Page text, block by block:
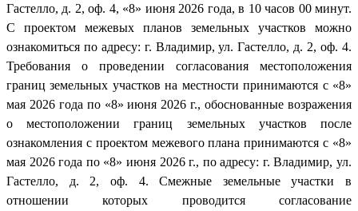
Гастелло, д. 2, оф. 4, «8» июня 2026 года, в 10 часов 00 минут.
С проектом межевых планов земельных участков можно
ознакомиться по адресу: г. Владимир, ул. Гастелло, д. 2, оф. 4.
Требования о проведении согласования местоположения
границ земельных участков на местности принимаются с «8»
мая 2026 года по «8» июня 2026 г., обоснованные возражения
о местоположении границ земельных участков после
ознакомления с проектом межевого плана принимаются с «8»
мая 2026 года по «8» июня 2026 г., по адресу: г. Владимир, ул.
Гастелло, д. 2, оф. 4. Смежные земельные участки в
отношении которых проводится согласование